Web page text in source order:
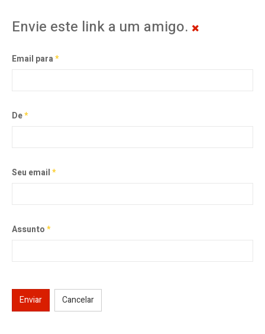
Envie este link a um amigo.
Email para*
De*
Seu email*
Assunto*
Enviar Cancelar